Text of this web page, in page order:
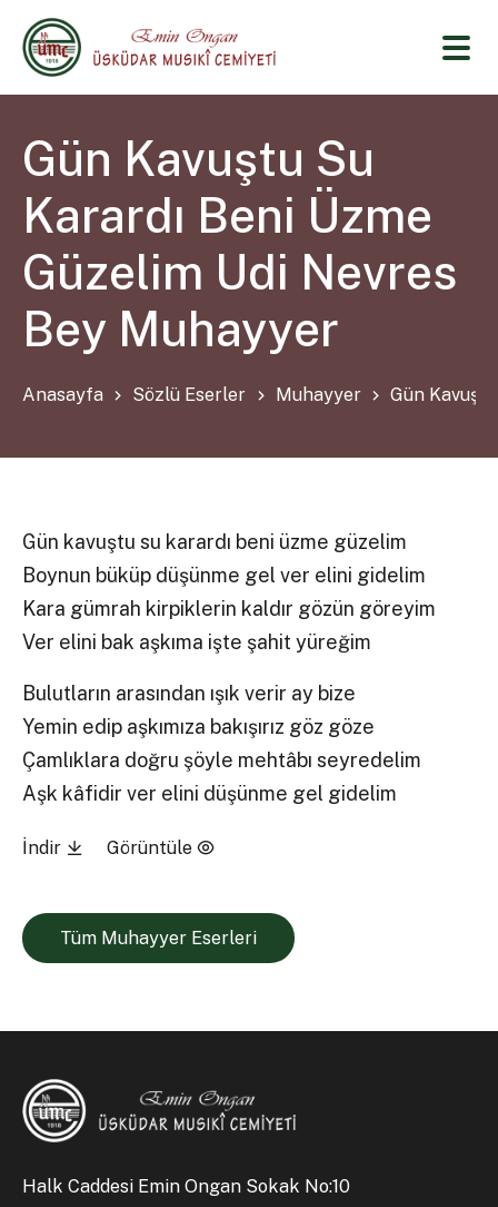
Gün Kavuştu Su
Karardı Beni Üzme
Güzelim Udi Nevres
Bey Muhayyer
Anasayfa Sözlü Eserler Muhayyer Gün
Gün kavuştu su karardı beni üzme güzelim
Boynun büküp düşünme gel ver elini gidelim
Kara gümrah kirpiklerin kaldır gözün göreyim
Ver elini bak aşkıma işte şahit yüreğim
Bulutların arasından ışık verir ay bize
Yemin edip aşkımıza bakışırız göz göze
Çamlıklara doğru şöyle mehtâbı seyredelim
Aşk kâfidir ver elini düşünme gel gidelim
İndir Görüntüle
Tüm Muhayyer Eserleri
Halk Caddesi Emin Ongan Sokak No:10